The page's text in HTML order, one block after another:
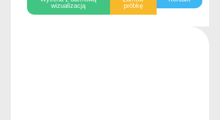
wizualizacją
próbkę